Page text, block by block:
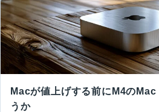
Macが値上げする前にM4の
うか